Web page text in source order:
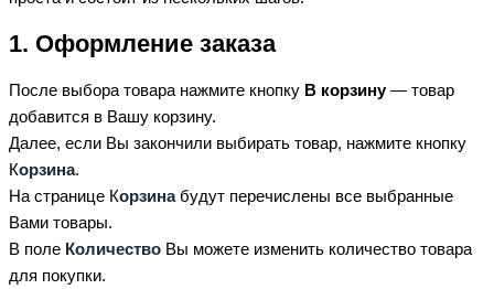
1. Оформление заказа
После выбора товара нажмите кнопку В корзину— товар
добавится в Вашу корзину.
Далее, если Вы закончили выбирать товар, нажмите кнопку
Корзина.
На странице Корзинабудут перечислены все выбранные
Вами товары.
В поле Количество Вы можете изменить количество товара
для покупки.